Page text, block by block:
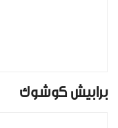
برابيش كوشوك